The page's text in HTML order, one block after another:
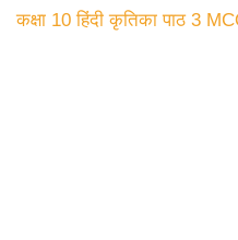
कक्षा 10 हिंदी कृतिका पाठ 3